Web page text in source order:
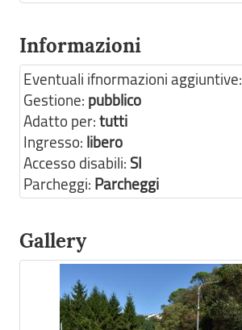
Informazioni
Eventuali ifnormazioni aggiuntive:
Gestione: pubblico
Adatto per:tutti
Ingresso: libero
Accesso disabili: SI
Parcheggi: Parcheggi
Gallery